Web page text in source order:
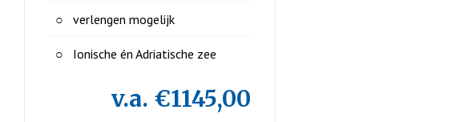
verlengen mogelijk
Ionische én Adriatische zee
v.a. €1145,00